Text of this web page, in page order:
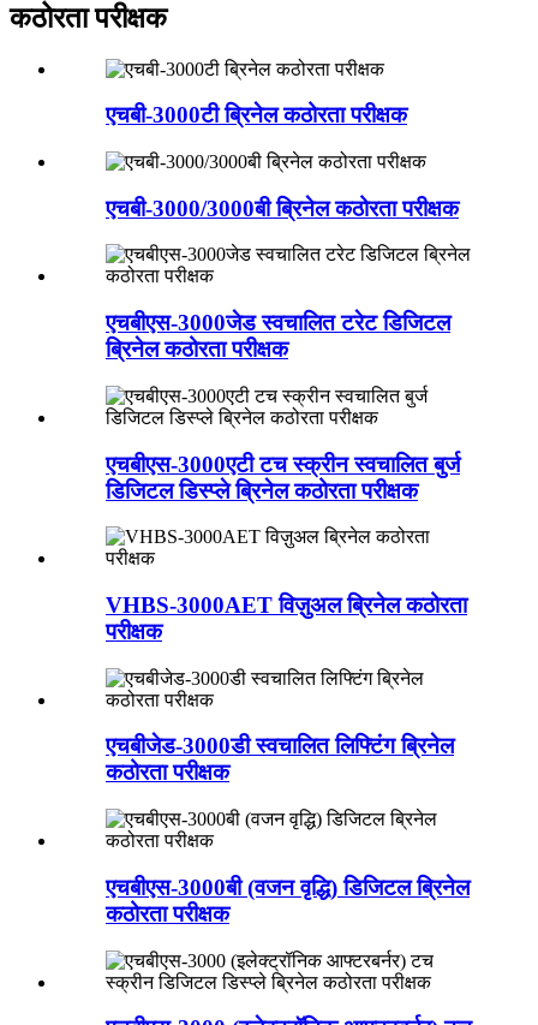
कठोरता परीक्षक
एचबी-3000टी ब्रिनेल कठोरता परीक्षक
एचबी-3000/3000बी ब्रिनेल कठोरता परीक्षक
एचबीएस-3000जेड स्वचालित टरेट डिजिटल
ब्रिनेल कठोरता परीक्षक
एचबीएस-3000एटी टच स्क्रीन स्वचालित बुर्ज
डिजिटल डिस्प्ले ब्रिनेल कठोरता परीक्षक
VHBS-3000AET विज़ुअल ब्रिनेल कठोरता
परीक्षक
एचबीजेड-3000डी स्वचालित लिफ्टिंग ब्रिनेल
कठोरता परीक्षक
एचबीएस-3000बी (वजन वृद्धि) डिजिटल ब्रिनेल
कठोरता परीक्षक